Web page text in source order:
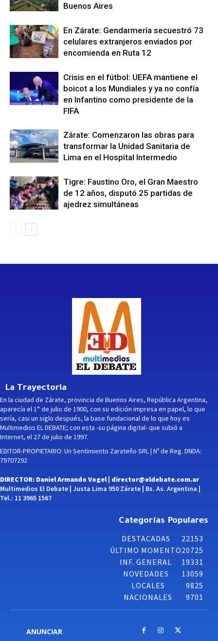
Buenos Aires
En Zárate: Gendarmería secuestró 73
celulares extranjeros enviados por
encomienda en Ruta 12
Crisis en el fútbol: UEFA mantiene el
boicot a los Mundiales y ya no confía
en Infantino como presidente de la
FIFA
Zárate: Comenzaron las obras para
transformar la Unidad Sanitaria de
Lima en el Hospital Intermedio
Tigre: Faustino Oro, el Gran Maestro
de 12 años, disputó 25 partidas de
ajedrez simultáneas
La Trayectoria
En la ciudad de Zárate, provincia de Buenos Aires, República Argentina,
aparecía el 1° de julio de 1900, con su edición impresa en papel, lo que
sería, casi un siglo después, la base fundacional de lo que hoy es
Multimedios EL DEBATE; con esta -su página digital- que subió a
Internet, el 27 de julio de 1997.
EDITOR-PROPIETARIO: Un Sentimiento Zarateño SRL | Nº de Reg. DNDA:
79707292
DIRECTOR: Daniel Armando Vogel | director@eldebate.com.ar
Multimedios El Debate | Justa Lima 950 Zárate | Bs. As. Argentina |
Tel.: 11 3965 1567
Categorías Populares
DESTACADAS
22153
ÚLTIMO MOMENTO20725
INF. GENERAL
19331
NOVEDADES
13059
LOCALES
9825
NACIONALES
9701
ANUNCIAR